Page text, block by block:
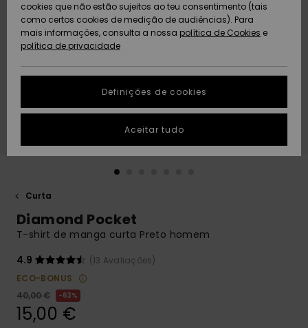
Artigos
recém-
chegados
Coleções
Artigos
recém-
chegados
Highlights
Community
AJUDA
Protecção de
dados
Guia de
tamanhos
conversa para
obteres a
resposta mais
rápida à tua
conversa
respostas
para as
SUSTAINABILITY
PRESENTE
DESEJO
Curta
Diamond Pocket
T-shirt de manga curta Preto homem
4.9
(13 Avaliações)
ECO-BONUS
40,00 €
63%
15,00 €
cookies que não estão sujeitos ao teu consentimento (tais
como certos cookies de medição de audiências). Para
mais informações, consulta a nossa política de Cookies e
política de privacidade
Definições de cookies
Aceitar tudo